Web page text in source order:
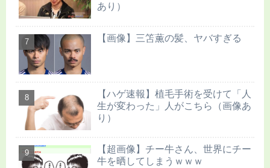
あり）
【画像】三笘薫の髪、ヤバすぎる
【ハゲ速報】植毛手術を受けて「人
生が変わった」人がこちら（画像あ
り）
【超画像】チー牛さん、世界にチー
牛を晒してしまうｗｗｗ